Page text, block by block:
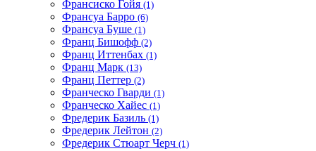
Франсиско Гойя (1)
Франсуа Барро (6)
Франсуа Буше (1)
Франц Бишофф (2)
Франц Иттенбах (1)
Франц Марк (13)
Франц Петтер (2)
Франческо Гварди (1)
Франческо Хайес (1)
Фредерик Базиль (1)
Фредерик Лейтон (2)
Фредерик Стюарт Черч (1)